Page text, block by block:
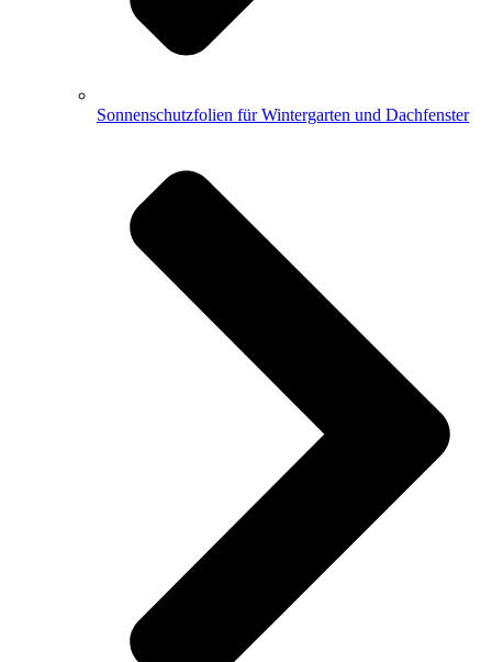
Sonnenschutzfolien für Wintergarten und Dachfenster